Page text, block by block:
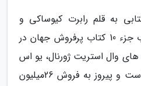
به قلم رابرت کیوساکی و
شارون لچر است. این کتاب جزء 10 کتاب پرفروش جهان در
های وال استریت ژورنال، یو اس
ای تودی و نیویورک تایمز است و پیروز به فروش 26میلیون